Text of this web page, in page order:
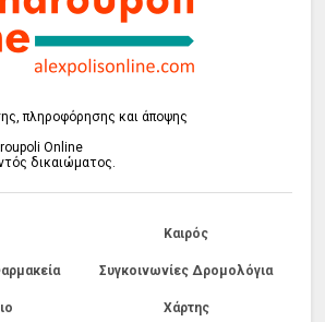
πληροφόρησης και άποψης
Online
δικαιώματος.
Καιρός
Συγκοινωνίες Δρομολόγια
Χάρτης